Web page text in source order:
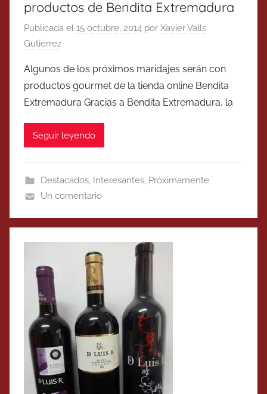
productos de Bendita Extremadura
Publicada el 15 octubre, 2014 por Xavier Valls
Gutierrez
Algunos de los próximos maridajes serán con
productos gourmet de la tienda online Bendita
Extremadura Gracias a Bendita Extremadura, la
Seguir leyendo
Destacados, Interesantes, Próximamente
Un comentario